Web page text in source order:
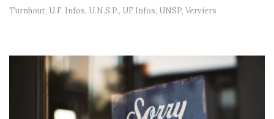
Turnhout, U.F. Infos, U.N.S.P., UF Infos, UNSP, Verviers